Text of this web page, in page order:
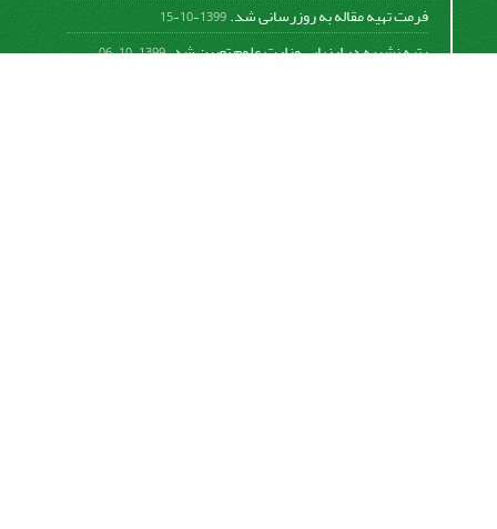
فرمت تهیه مقاله به روزرسانی شد.1399-10-15
رتبه نشریه در ارزیابی وزارت علوم تعیین شد.1399-10-06